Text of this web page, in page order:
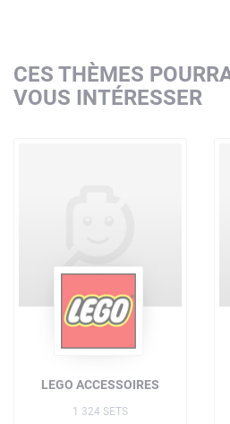
CES THÈMES
VOUS INTÉRESSER
LEGO ACCESSOIRES
1 324 SETS